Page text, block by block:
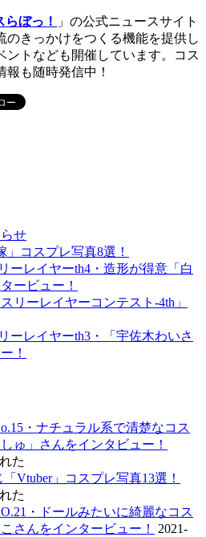
らぼっ！
」の公式ニュースサイト
のきっかけをつくる機能を提供し
ントなども開催しています。コス
も随時発信中！
せ
」コスプレ写真8選！
ーレイヤーth4・造形が得意「白
ービュー！
リーレイヤーコンテスト-4th」
ーレイヤーth3・「宇佐木わいさ
！
・ナチュラル系で清楚なコス
ゅ」さんをインタビュー！
た
Vtuber」コスプレ写真13選！
た
・ドールみたいに綺麗なコス
さんをインタービュー！
2021-